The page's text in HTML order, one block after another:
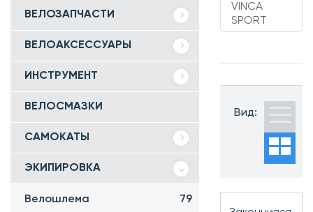
ВЕЛОЗАПЧАСТИ
ВЕЛОАКСЕССУАРЫ
ИНСТРУМЕНТ
ВЕЛОСМАЗКИ
САМОКАТЫ
ЭКИПИРОВКА
Велошлема 79
VINCA
SPORT
Вид: